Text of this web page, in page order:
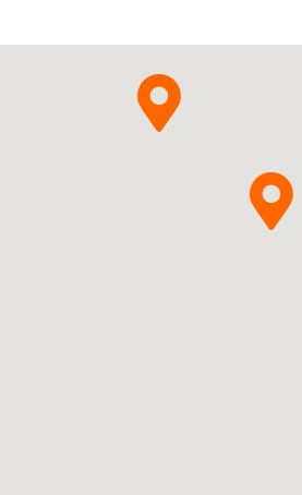
Futibatinibum Taiho
Pharma Netherlands B.V.